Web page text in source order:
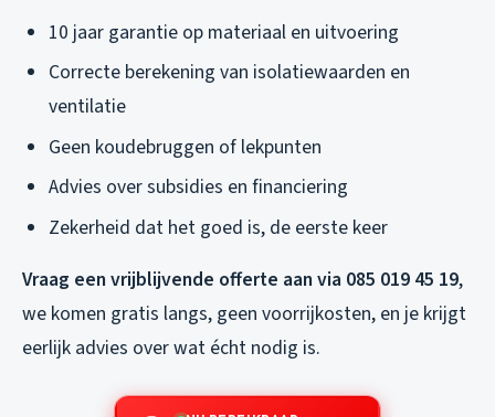
10 jaar garantie op materiaal en uitvoering
Correcte berekening van isolatiewaarden en
ventilatie
Geen koudebruggen of lekpunten
Advies over subsidies en financiering
Zekerheid dat het goed is, de eerste keer
Vraag een vrijblijvende offerte aan via 085 019 45 19,
we komen gratis langs, geen voorrijkosten, en je krijgt
eerlijk advies over wat écht nodig is.